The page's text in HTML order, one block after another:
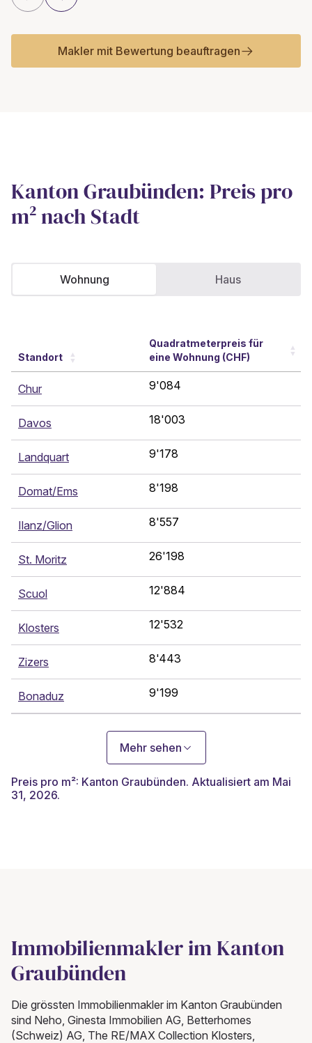
Makler mit Bewertung beauftragen
Kanton Graubünden: Preis pro
m² nach Stadt
Wohnung Haus
Standort
Quadratmeterpreis für
eine Wohnung (CHF)
Chur 9'084
Davos 18'003
Landquart 9'178
Domat/Ems 8'198
Ilanz/Glion 8'557
St. Moritz 26'198
Scuol 12'884
Klosters 12'532
Zizers 8'443
Bonaduz 9'199
Mehr sehen
Preis pro m²: Kanton Graubünden. Aktualisiert am Mai
31, 2026.
Immobilienmakler im Kanton
Graubünden
Die grössten Immobilienmakler im Kanton Graubünden
sind Neho, Ginesta Immobilien AG, Betterhomes
(Schweiz) AG, The RE/MAX Collection Klosters,